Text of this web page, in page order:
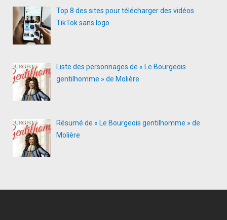
Top 8 des sites pour télécharger des vidéos
TikTok sans logo
Liste des personnages de « Le Bourgeois
gentilhomme » de Molière
Résumé de « Le Bourgeois gentilhomme » de
Molière